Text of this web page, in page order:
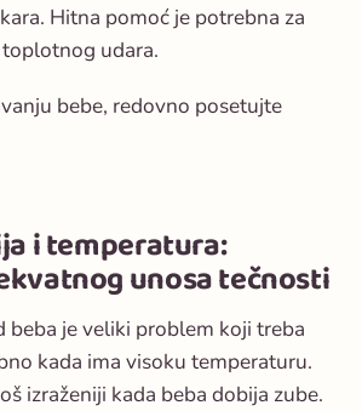
Hitna pomoć je potrebna za
udara.
bebe, redovno posetujte
i temperatura:
unosa tečnosti
beba je veliki problem koji treba
kada ima visoku temperaturu.
izraženiji kada beba dobija zube.